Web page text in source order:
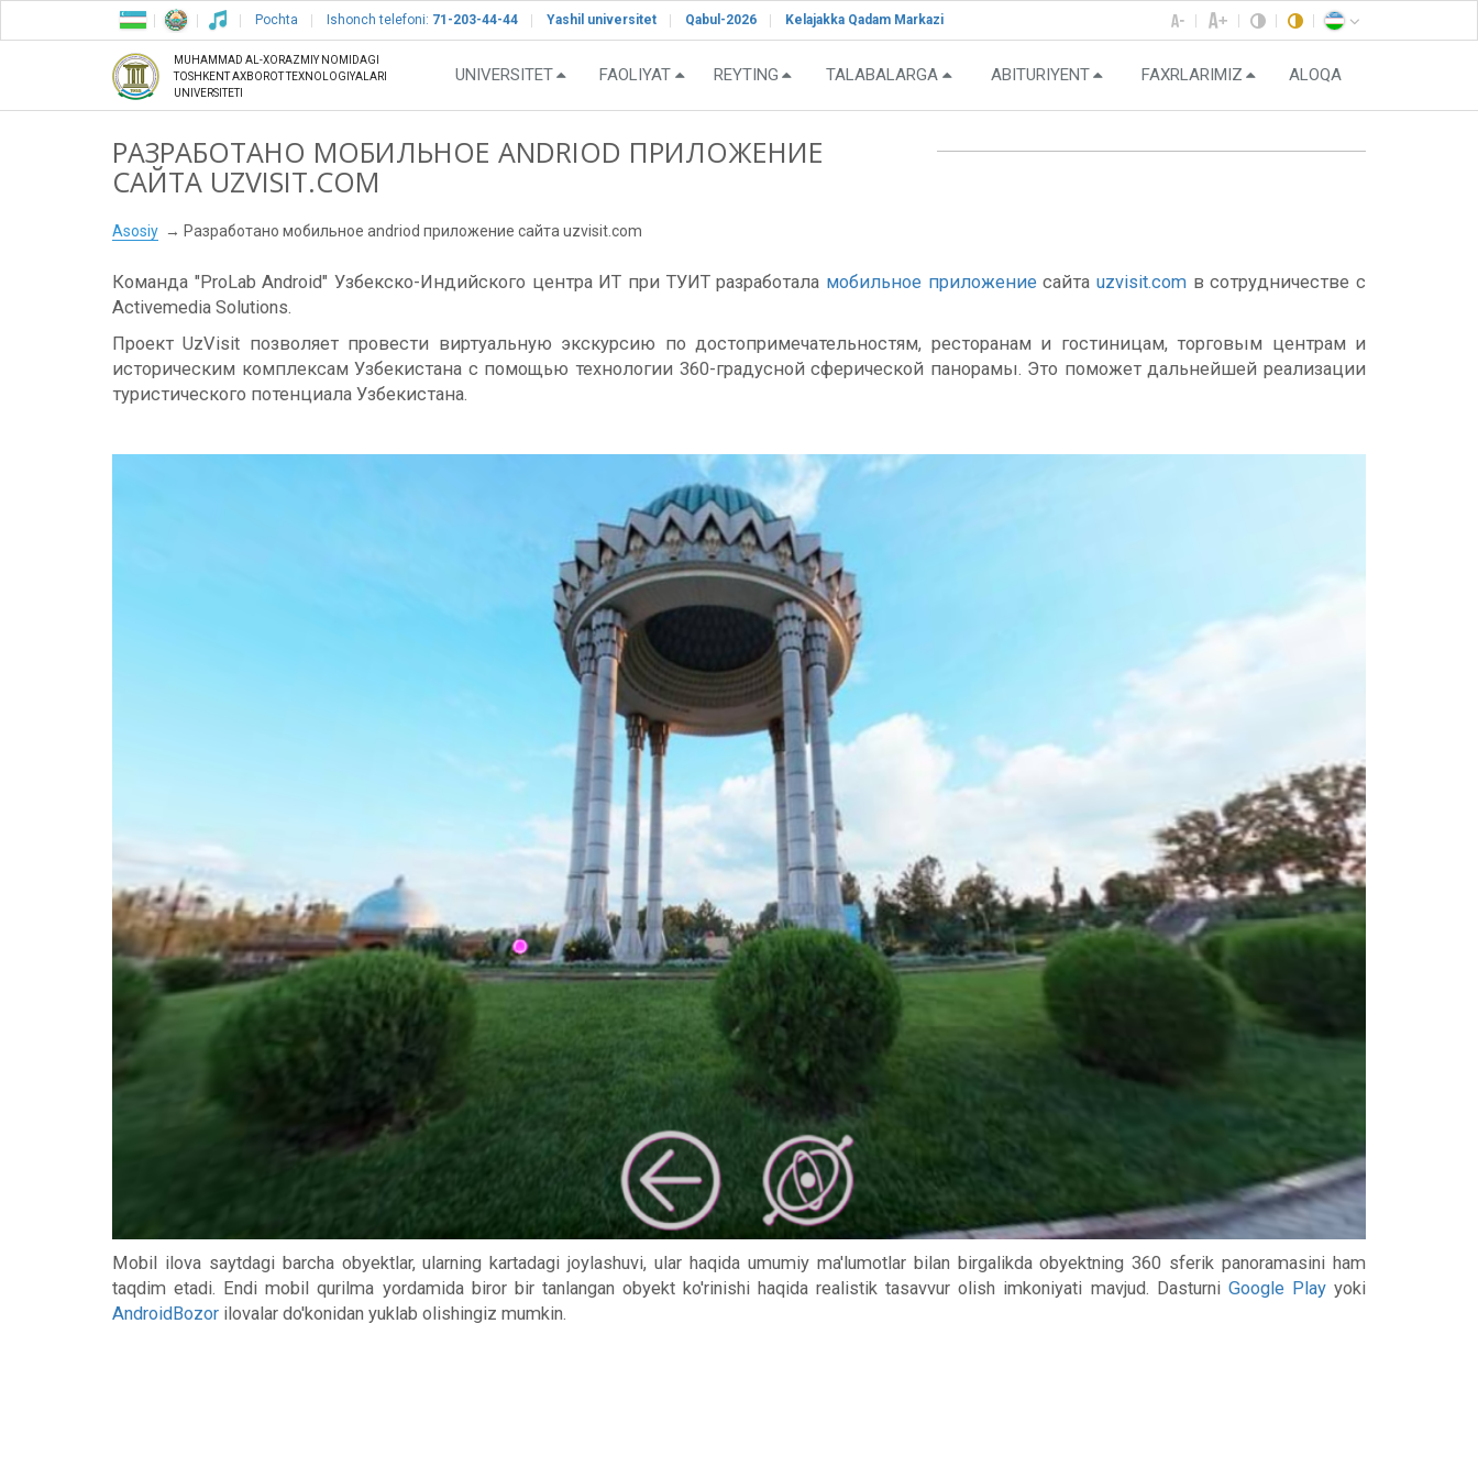
Pochta Ishonch telefoni: 71-203-44-44 Yashil universitet Qabul-2026 Kelajakka Qadam Markazi
MUHAMMAD AL-XORAZMIY NOMIDAGI
TOSHKENT AXBOROT TEXNOLOGIYALARI
UNIVERSITETI
UNIVERSITET FAOLIYAT REYTING TALABALARGA ABITURIYENT FAXRLARIMIZ ALOQA
РАЗРАБОТАНО МОБИЛЬНОЕ ANDRIOD ПРИЛОЖЕНИЕ
САЙТА UZVISIT.COM
Asosiy Разработано мобильное andriod приложение сайта uzvisit.com
Команда "ProLab Android" Узбекско-Индийского центра ИТ при ТУИТ разработала мобильное приложениесайта uzvisit.com в сотрудничестве с
Activemedia Solutions.
Проект UzVisit позволяет провести виртуальную экскурсию по достопримечательностям, ресторанам и гостиницам, торговым центрам и
историческим комплексам Узбекистана с помощью технологии 360-градусной сферической панорамы. Это поможет дальнейшей реализации
туристического потенциала Узбекистана.
Mobil ilova saytdagi barcha obyektlar, ularning kartadagi joylashuvi, ular haqida umumiy ma'lumotlar bilan birgalikda obyektning 360 sferik panoramasini ham
taqdim etadi. Endi mobil qurilma yordamida biror bir tanlangan obyekt ko'rinishi haqida realistik tasavvur olish imkoniyati mavjud. Dasturni Google Playyoki
AndroidBozor ilovalar do'konidan yuklab olishingiz mumkin.